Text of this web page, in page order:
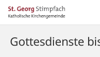
Gottesdienste